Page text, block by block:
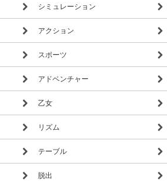
シミュレーション
アクション
スポーツ
アドベンチャー
乙女
リズム
テーブル
脱出